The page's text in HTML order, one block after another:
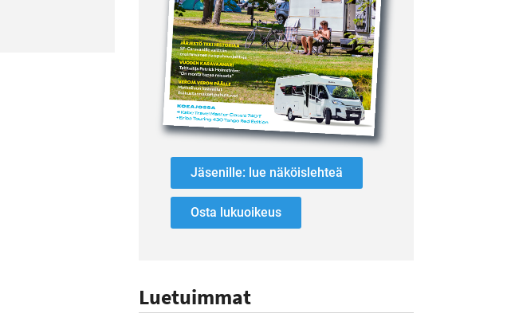
Jäsenille: lue näköislehteä
Osta lukuoikeus
Luetuimmat